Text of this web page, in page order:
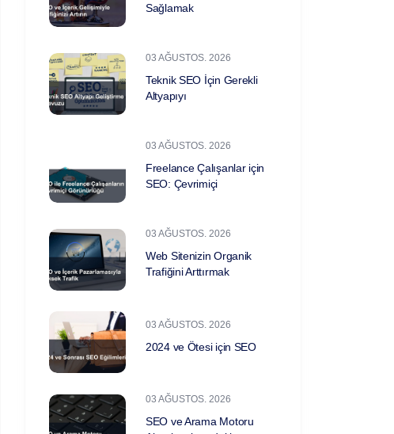
Sağlamak
03 AĞUSTOS. 2026
Teknik SEO İçin Gerekli
Altyapıyı
03 AĞUSTOS. 2026
Freelance Çalışanlar için
SEO: Çevrimiçi
03 AĞUSTOS. 2026
Web Sitenizin Organik
Trafiğini Arttırmak
03 AĞUSTOS. 2026
2024 ve Ötesi için SEO
03 AĞUSTOS. 2026
SEO ve Arama Motoru